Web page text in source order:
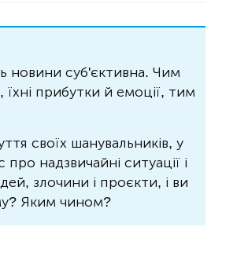
новини суб'єктивна. Чим
прибутки й емоції, тим
своїх шанувальників, у
надзвичайні ситуації і
злочини і проєкти, і ви
Яким чином?